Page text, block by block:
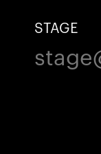
STAGE